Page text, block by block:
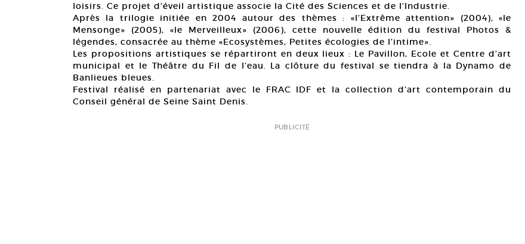
loisirs. Ce projet d’éveil artistique associe la Cité des Sciences et de l’Industrie.
Après la trilogie initiée en 2004 autour des thèmes : «l’Extrême attention» (2004), «le
Mensonge» (2005), «le Merveilleux» (2006), cette nouvelle édition du festival Photos &
légendes, consacrée au thème «Ecosystèmes, Petites écologies de l’intime».
Les propositions artistiques se répartiront en deux lieux : Le Pavillon, Ecole et Centre d’art
municipal et le Théâtre du Fil de l’eau. La clôture du festival se tiendra à la Dynamo de
Banlieues bleues.
Festival réalisé en partenariat avec le FRAC IDF et la collection d’art contemporain du
Conseil général de Seine Saint Denis.
PUBLICITÉ